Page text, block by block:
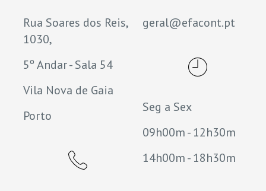
Rua Soares dos Reis,
1030,
5º Andar - Sala 54
Vila Nova de Gaia
Porto
geral@efacont.pt
Seg a Sex
09h00m - 12h30m
14h00m - 18h30m